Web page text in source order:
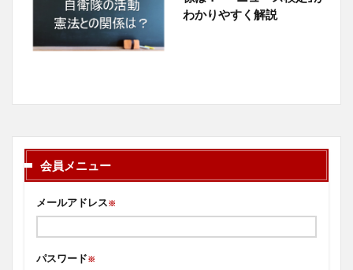
わかりやすく解説
会員メニュー
メールアドレス※
パスワード※